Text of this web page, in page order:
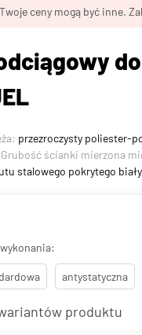
Twoje ceny mogą być inne.
przezroczysty poliester-
Grubość ścianki mierzona
stalowego pokrytego
antystatyczna
produktu